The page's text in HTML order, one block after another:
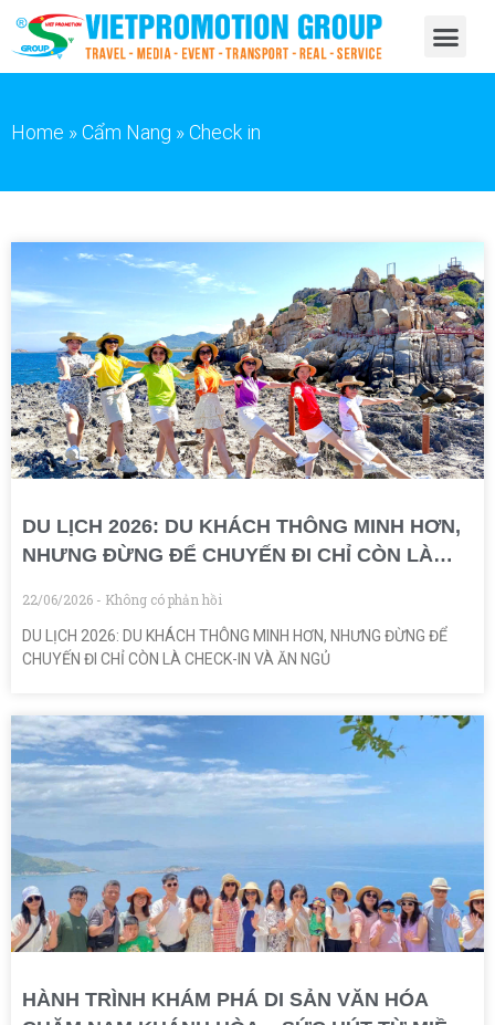
Home »Cẩm Nang »Check in
DU LỊCH 2026: DU KHÁCH THÔNG MINH HƠN,
NHƯNG ĐỪNG ĐỂ CHUYẾN ĐI CHỈ CÒN LÀ
22/06/2026 Không có phản hồi
DU LỊCH 2026: DU KHÁCH THÔNG MINH HƠN, NHƯNG ĐỪNG ĐỂ
CHUYẾN ĐI CHỈ CÒN LÀ CHECK-IN VÀ ĂN NGỦ
HÀNH TRÌNH KHÁM PHÁ DI SẢN VĂN HÓA